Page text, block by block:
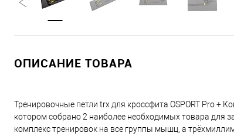
ОПИСАНИЕ ТОВАРА
Тренировочные петли trx для кроссфита OSPORT Pro +
котором собрано 2 наиболее необходимых товара для
комплекс тренировок на все группы мышц, а